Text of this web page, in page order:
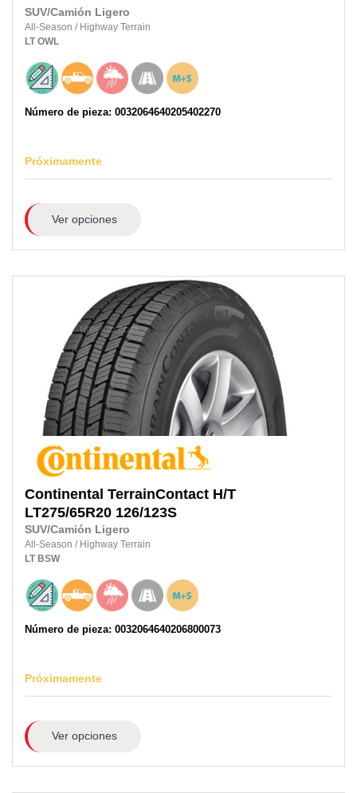
SUV/Camión Ligero
All-Season / Highway Terrain
LT OWL
Número de pieza: 0032064640205402270
Próximamente
Ver opciones
Continental TerrainContact H/T
LT275/65R20 126/123S
SUV/Camión Ligero
All-Season / Highway Terrain
LT BSW
Número de pieza: 0032064640206800073
Próximamente
Ver opciones